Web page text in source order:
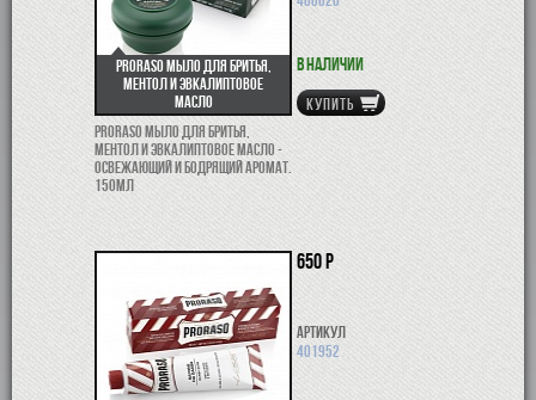
Proraso мыло для бритья,
ментол и эвкалиптовое
масло
Proraso мыло для бритья,
ментол и эвкалиптовое масло -
освежающий и бодрящий аромат.
150мл
В наличии
КУПИТЬ
650 р
Артикул
401952